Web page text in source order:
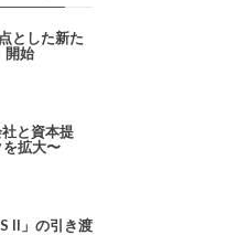
とした新た
開始
と資本提
拡大〜
II」の引き渡